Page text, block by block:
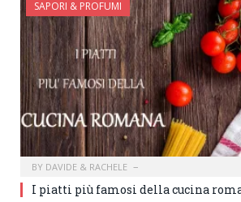
SAPORI & PROFUMI
BY DAVIDE & RACHELE
I piatti più famosi della cucina